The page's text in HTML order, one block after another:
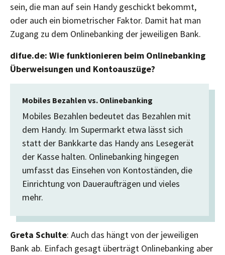
sein, die man auf sein Handy geschickt bekommt,
oder auch ein biometrischer Faktor. Damit hat man
Zugang zu dem Onlinebanking der jeweiligen Bank.
difue.de: Wie funktionieren beim Onlinebanking
Überweisungen und Kontoauszüge?
Mobiles Bezahlen vs. Onlinebanking
Mobiles Bezahlen bedeutet das Bezahlen mit
dem Handy. Im Supermarkt etwa lässt sich
statt der Bankkarte das Handy ans Lesegerät
der Kasse halten. Onlinebanking hingegen
umfasst das Einsehen von Kontoständen, die
Einrichtung von Daueraufträgen und vieles
mehr.
Greta Schulte: Auch das hängt von der jeweiligen
Bank ab. Einfach gesagt überträgt Onlinebanking aber